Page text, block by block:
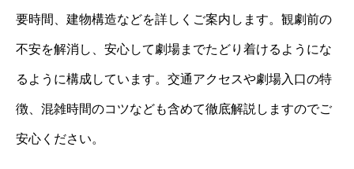
要時間、建物構造などを詳しくご案内します。観劇前の
不安を解消し、安心して劇場までたどり着けるようにな
るように構成しています。交通アクセスや劇場入口の特
徴、混雑時間のコツなども含めて徹底解説しますのでご
安心ください。